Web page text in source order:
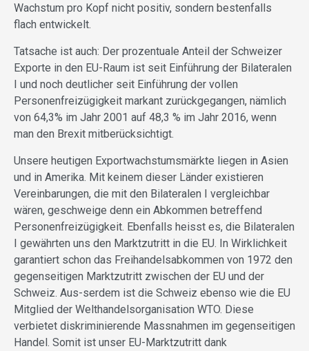
Wachstum pro Kopf nicht positiv, sondern bestenfalls
flach entwickelt.
Tatsache ist auch: Der prozentuale Anteil der Schweizer
Exporte in den EU-Raum ist seit Einführung der Bilateralen
I und noch deutlicher seit Einführung der vollen
Personenfreizügigkeit markant zurückgegangen, nämlich
von 64,3% im Jahr 2001 auf 48,3 % im Jahr 2016, wenn
man den Brexit mitberücksichtigt.
Unsere heutigen Exportwachstumsmärkte liegen in Asien
und in Amerika. Mit keinem dieser Länder existieren
Vereinbarungen, die mit den Bilateralen I vergleichbar
wären, geschweige denn ein Abkommen betreffend
Personenfreizügigkeit. Ebenfalls heisst es, die Bilateralen
I gewährten uns den Marktzutritt in die EU. In Wirklichkeit
garantiert schon das Freihandelsabkommen von 1972 den
gegenseitigen Marktzutritt zwischen der EU und der
Schweiz. Aus-serdem ist die Schweiz ebenso wie die EU
Mitglied der Welthandelsorganisation WTO. Diese
verbietet diskriminierende Massnahmen im gegenseitigen
Handel. Somit ist unser EU-Marktzutritt dank